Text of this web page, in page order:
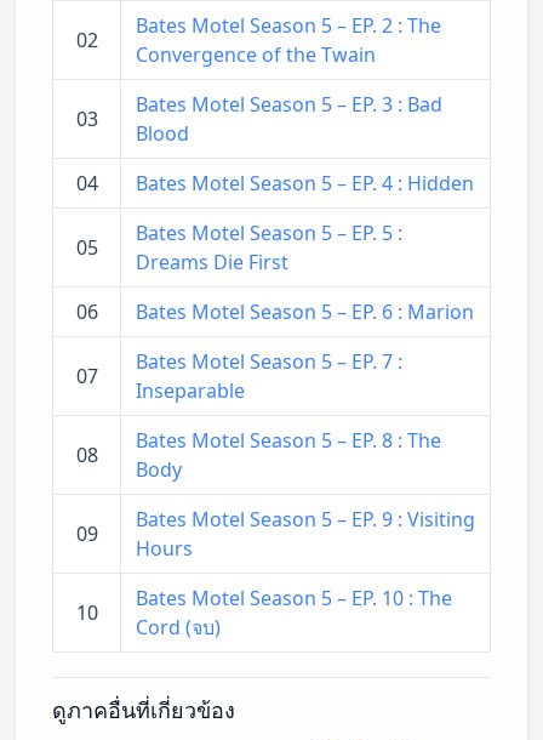
02
Bates Motel Season 5 – EP. 2 : The
Convergence of the Twain
03
Bates Motel Season 5 – EP. 3 : Bad
Blood
04
Bates Motel Season 5 – EP. 4 : Hidden
05
Bates Motel Season 5 – EP. 5 :
Dreams Die First
06
Bates Motel Season 5 – EP. 6 : Marion
07
Bates Motel Season 5 – EP. 7 :
Inseparable
08
Bates Motel Season 5 – EP. 8 : The
Body
09
Bates Motel Season 5 – EP. 9 : Visiting
Hours
10
Bates Motel Season 5 – EP. 10 : The
Cord (จบ)
ดูภาคอื่นที่เกี่ยวข้อง